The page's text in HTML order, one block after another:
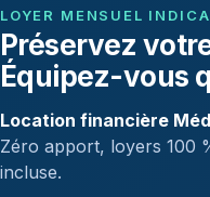
LOYER MENSUEL
Préservez
Équipez-vous
Location financière
Zéro apport, loyers 100
incluse.